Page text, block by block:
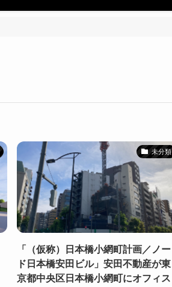
未分類
「（仮称）日本橋小網町計画／ノー
ド日本橋安田ビル」安田不動産が東
京都中央区日本橋小網町にオフィス